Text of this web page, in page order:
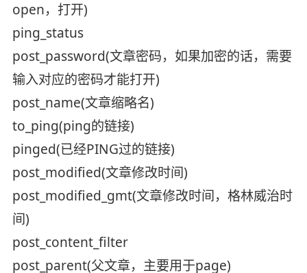
open，打开)
ping_status
post_password(文章密码，如果加密的话，需要
输入对应的密码才能打开)
post_name(文章缩略名)
to_ping(ping的链接)
pinged(已经PING过的链接)
post_modified(文章修改时间)
post_modified_gmt(文章修改时间，格林威治时
间)
post_content_filter
post_parent(父文章，主要用于page)